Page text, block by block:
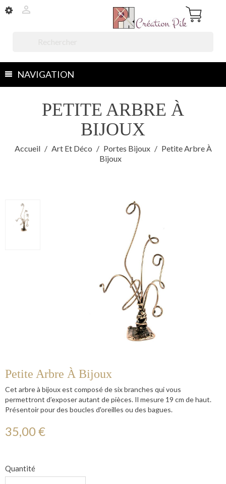


NAVIGATION
PETITE ARBRE À
BIJOUX
Accueil Art Et Déco Portes Bijoux
Petite Arbre À
Bijoux
Petite Arbre À Bijoux
Cet arbre à bijoux est composé de six branches qui vous
permettront d’exposer autant de pièces. Il mesure 19 cm de haut.
Présentoir pour des boucles d'oreilles ou des bagues.
35,00 €
Quantité